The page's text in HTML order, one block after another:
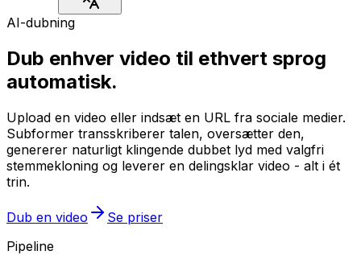
AI-dubning
Dub enhver video til ethvert sprog
automatisk.
Upload en video eller indsæt en URL fra sociale medier.
Subformer transskriberer talen, oversætter den,
genererer naturligt klingende dubbet lyd med valgfri
stemmekloning og leverer en delingsklar video - alt i ét
trin.
Dub en video
Se priser
Pipeline